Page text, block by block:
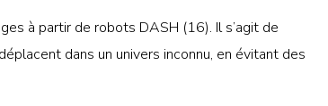
à partir de robots DASH (16). Il s’agit de
dans un univers inconnu, en évitant des